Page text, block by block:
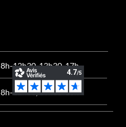
8h-12h30, 13h30-17h
8h-12h30, 13h30-16h